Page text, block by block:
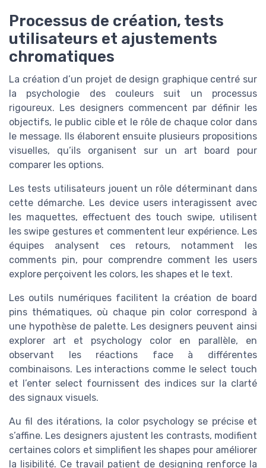
Processus de création, tests
utilisateurs et ajustements
chromatiques
La création d’un projet de design graphique centré sur
la psychologie des couleurs suit un processus
rigoureux. Les designers commencent par définir les
objectifs, le public cible et le rôle de chaque color dans
le message. Ils élaborent ensuite plusieurs propositions
visuelles, qu’ils organisent sur un art board pour
comparer les options.
Les tests utilisateurs jouent un rôle déterminant dans
cette démarche. Les device users interagissent avec
les maquettes, effectuent des touch swipe, utilisent
les swipe gestures et commentent leur expérience. Les
équipes analysent ces retours, notamment les
comments pin, pour comprendre comment les users
explore perçoivent les colors, les shapes et le text.
Les outils numériques facilitent la création de board
pins thématiques, où chaque pin color correspond à
une hypothèse de palette. Les designers peuvent ainsi
explorer art et psychology color en parallèle, en
observant les réactions face à différentes
combinaisons. Les interactions comme le select touch
et l’enter select fournissent des indices sur la clarté
des signaux visuels.
Au fil des itérations, la color psychology se précise et
s’affine. Les designers ajustent les contrasts, modifient
certaines colors et simplifient les shapes pour améliorer
la lisibilité. Ce travail patient de designing renforce la